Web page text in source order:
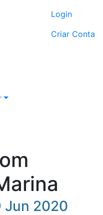
Login
Criar Conta
Jun 2020